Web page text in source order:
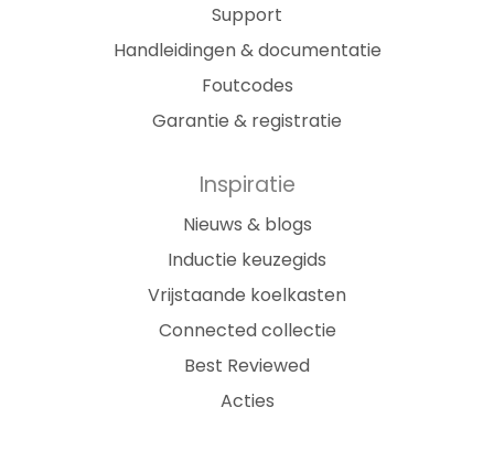
Support
Handleidingen & documentatie
Foutcodes
Garantie & registratie
Inspiratie
Nieuws & blogs
Inductie keuzegids
Vrijstaande koelkasten
Connected collectie
Best Reviewed
Acties